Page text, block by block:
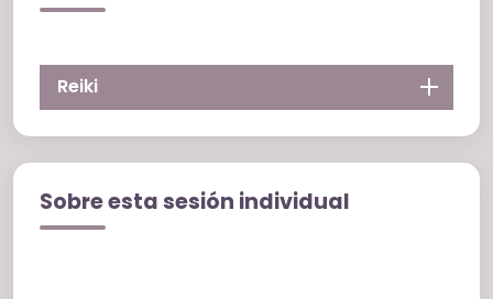
Reiki
Sobre esta sesión individual